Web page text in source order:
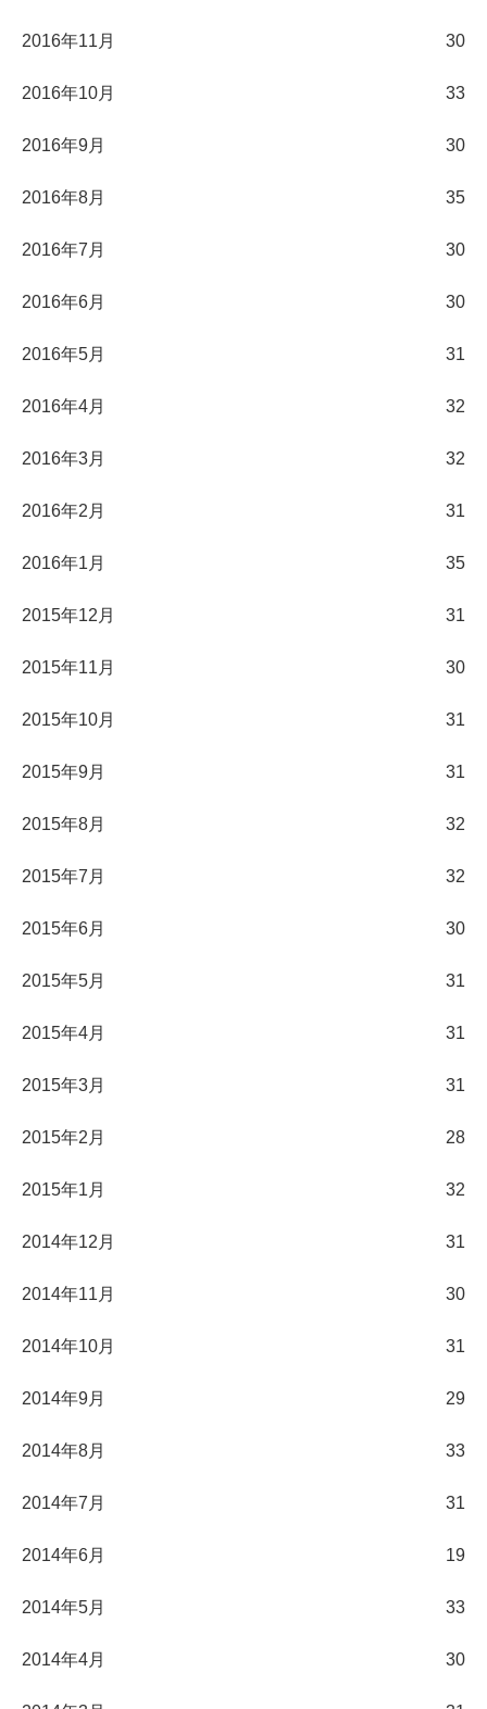
2016年11月 30
2016年10月 33
2016年9月 30
2016年8月 35
2016年7月 30
2016年6月 30
2016年5月 31
2016年4月 32
2016年3月 32
2016年2月 31
2016年1月 35
2015年12月 31
2015年11月 30
2015年10月 31
2015年9月 31
2015年8月 32
2015年7月 32
2015年6月 30
2015年5月 31
2015年4月 31
2015年3月 31
2015年2月 28
2015年1月 32
2014年12月 31
2014年11月 30
2014年10月 31
2014年9月 29
2014年8月 33
2014年7月 31
2014年6月 19
2014年5月 33
2014年4月 30